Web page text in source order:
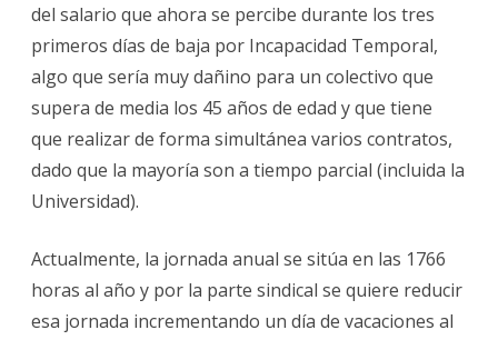
del salario que ahora se percibe durante los tres
primeros días de baja por Incapacidad Temporal,
algo que sería muy dañino para un colectivo que
supera de media los 45 años de edad y que tiene
que realizar de forma simultánea varios contratos,
dado que la mayoría son a tiempo parcial (incluida la
Universidad).
Actualmente, la jornada anual se sitúa en las 1766
horas al año y por la parte sindical se quiere reducir
esa jornada incrementando un día de vacaciones al